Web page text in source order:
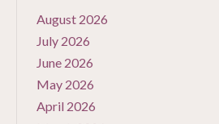
August 2026
July 2026
June 2026
May 2026
April 2026